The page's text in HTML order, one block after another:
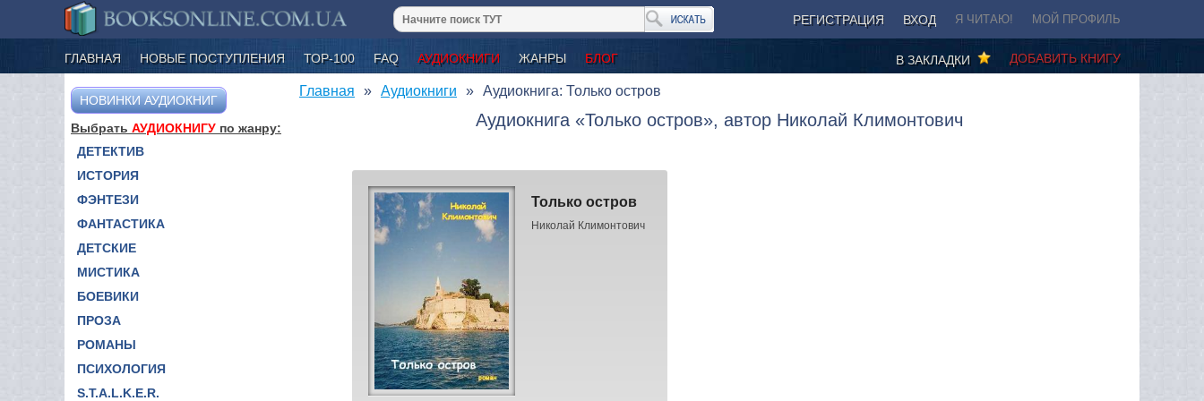
РЕГИСТРАЦИЯ ВХОД Я ЧИТАЮ! МОЙ ПРОФИЛЬ
ГЛАВНАЯ НОВЫЕ ПОСТУПЛЕНИЯ ТОР-100 FAQ АУДИОКНИГИ ЖАНРЫ БЛОГ ДОБАВИТЬ КНИГУ
В ЗАКЛАДКИ
НОВИНКИ АУДИОКНИГ
Выбрать АУДИОКНИГУ по жанру:
ДЕТЕКТИВ
ИСТОРИЯ
ФЭНТЕЗИ
ФАНТАСТИКА
ДЕТСКИЕ
МИСТИКА
БОЕВИКИ
ПРОЗА
РОМАНЫ
ПСИХОЛОГИЯ
S.T.A.L.K.E.R.
Главная Аудиокниги Аудиокнига: Только остров
Аудиокнига «Только остров», автор Николай Климонтович
Только остров
Николай Климонтович